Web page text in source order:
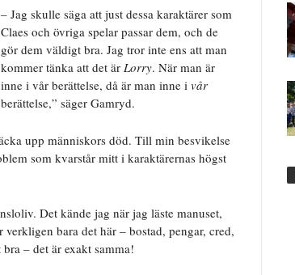
– Jag skulle säga att just dessa karaktärer som
Claes och övriga spelar passar dem, och de
gör dem väldigt bra. Jag tror inte ens att man
kommer tänka att det är Lorry. När man är
inne i vår berättelse, då är man inne i vår
berättelse,” säger Gamryd.
upp människors död. Till min besvikelse
som kvarstår mitt i karaktärernas högst
Det kände jag när jag läste manuset,
bara det här – bostad, pengar, cred,
– det är exakt samma!